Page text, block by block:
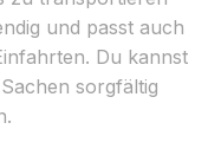
und passt auch
Du kannst
sorgfältig